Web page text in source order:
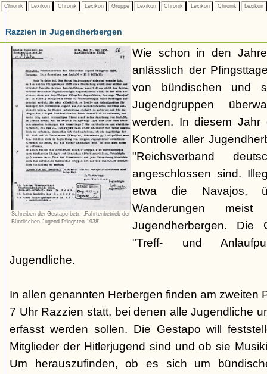
Chronik Lexikon Chronik Lexikon Gruppe Lexikon Chronik Lexikon Chronik Lexikon
Razzien in Jugendherbergen
Schreiben der Gestapo betr. „Fahrtenbetrieb der
Bündischen Jugend Pfingsten 1938“
Wie schon in den
anlässlich der
von bündischen und
Jugendgruppen
werden. In diesem Jahr
Kontrolle aller
"Reichsverband
angeschlossen sind.
etwa die Navajos,
Wanderungen
Jugendherbergen.
"Treff- und
Jugendliche.
In allen genannten Herbergen finden am zweiten
7 Uhr Razzien statt, bei denen alle Jugendliche
erfasst werden sollen. Die Gestapo will
Mitglieder der Hitlerjugend sind und ob sie
Um herauszufinden, ob es sich um